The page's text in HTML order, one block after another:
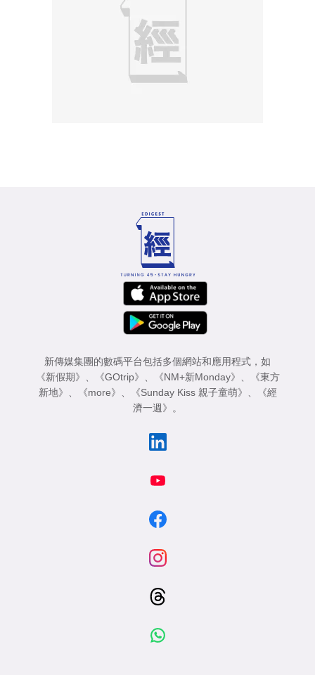
新傳媒集團的數碼平台包括多個網站和應用程式，如
《新假期》
《GOtrip》 《NM+新Monday》
《東方
新地》
《more》 《Sunday Kiss 親子童萌》
《經
濟一週》
。